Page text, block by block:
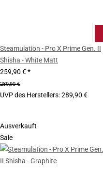
Steamulation - Pro X Prime Gen. II
Shisha - White Matt
259,90 €*
289,90 €
UVP des Herstellers:289,90 €
Ausverkauft
Sale